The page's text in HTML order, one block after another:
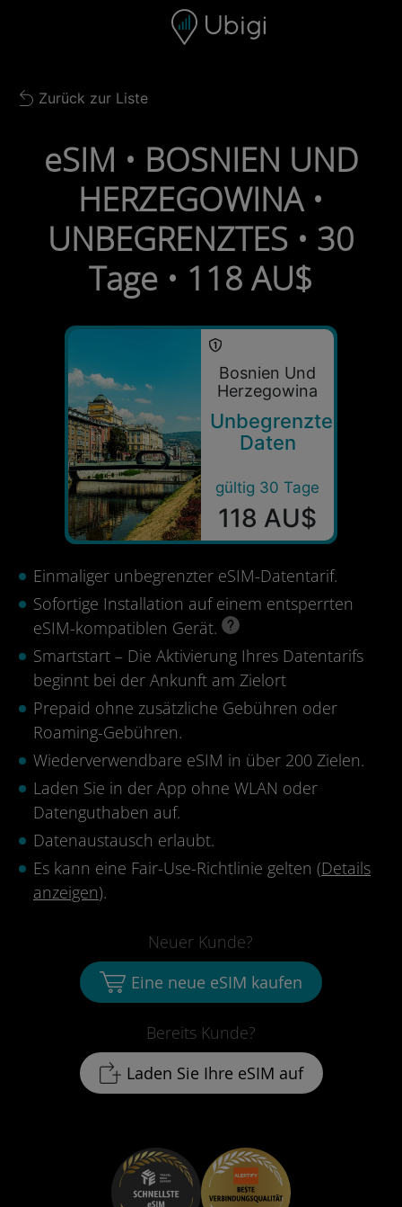
Navigationsleiste Fußzeile
Back to list
Zurück zur Liste
eSIM • BOSNIEN UND
HERZEGOWINA •
UNBEGRENZTES • 30
Tage • 118 AU$
Bosnien Und
Herzegowina
Unbegrenzte
Daten
gültig 30 Tage
118 AU$
Einmaliger unbegrenzter eSIM-Datentarif.
Sofortige Installation auf einem entsperrten
eSIM-kompatiblen Gerät.
Smartstart – Die Aktivierung Ihres Datentarifs
beginnt bei der Ankunft am Zielort
Prepaid ohne zusätzliche Gebühren oder
Roaming-Gebühren.
Wiederverwendbare eSIM in über 200 Zielen.
Laden Sie in der App ohne WLAN oder
Datenguthaben auf.
Datenaustausch erlaubt.
Es kann eine Fair-Use-Richtlinie gelten (Details
anzeigen).
Bereits Kunde?
Laden Sie Ihre eSIM auf
Neuer Kunde?
Eine neue eSIM kaufen